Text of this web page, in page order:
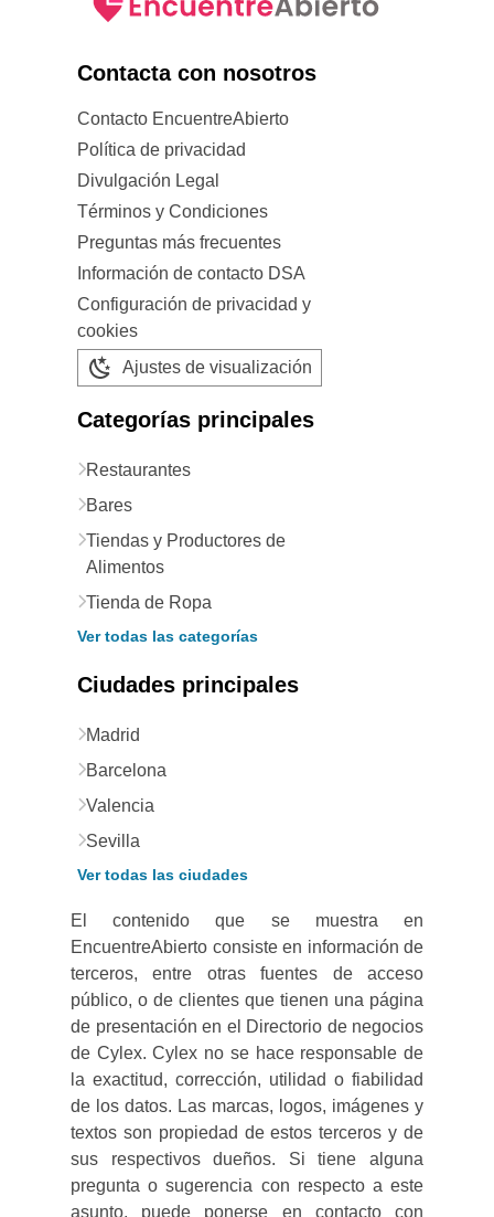
Contacta con nosotros
Contacto EncuentreAbierto
Política de privacidad
Divulgación Legal
Términos y Condiciones
Preguntas más frecuentes
Información de contacto DSA
Configuración de privacidad y
cookies
Ajustes de visualización
Categorías principales
Restaurantes
Bares
Tiendas y Productores de
Alimentos
Tienda de Ropa
Ver todas las categorías
Ciudades principales
Madrid
Barcelona
Valencia
Sevilla
Ver todas las ciudades
El contenido que se muestra en
EncuentreAbierto consiste en información de
terceros, entre otras fuentes de acceso
público, o de clientes que tienen una página
de presentación en el Directorio de negocios
de Cylex. Cylex no se hace responsable de
la exactitud, corrección, utilidad o fiabilidad
de los datos. Las marcas, logos, imágenes y
textos son propiedad de estos terceros y de
sus respectivos dueños. Si tiene alguna
pregunta o sugerencia con respecto a este
asunto, puede ponerse en contacto con